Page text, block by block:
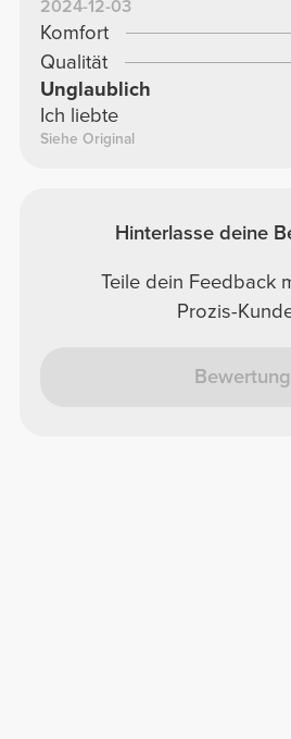
2024-12-03
Komfort
Qualität
Unglaublich
Ich liebte
Siehe Original
Hinterlasse deine
Teile dein Feedback
Prozis-
Bewertung